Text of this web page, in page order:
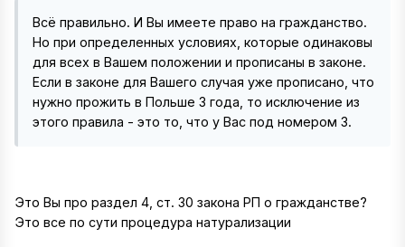
Всё правильно. И Вы имеете право на гражданство.
Но при определенных условиях, которые одинаковы
для всех в Вашем положении и прописаны в законе.
Если в законе для Вашего случая уже прописано, что
нужно прожить в Польше 3 года, то исключение из
этого правила - это то, что у Вас под номером 3.
Это Вы про раздел 4, ст. 30 закона РП о гражданстве?
Это все по сути процедура натурализации